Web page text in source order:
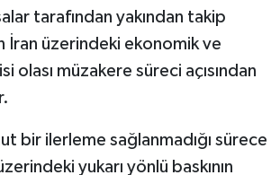
tarafından yakından takip
İran üzerindeki ekonomik ve
olası müzakere süreci açısından
bir ilerleme sağlanmadığı sürece
yukarı yönlü baskının